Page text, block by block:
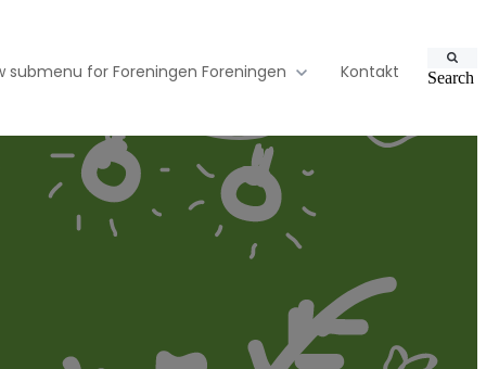
submenu for Foreningen Foreningen Kontakt Search